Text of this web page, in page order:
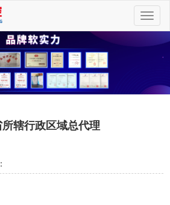
切
换
辖行政区域总代理